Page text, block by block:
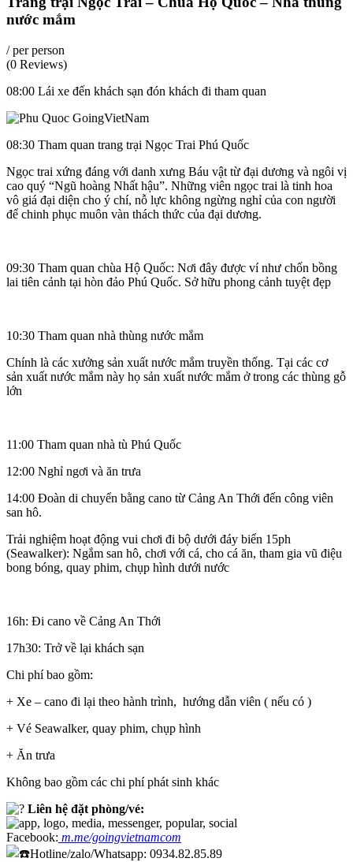
nước mắm
/ per person
(0 Reviews)
08:00 Lái xe đến khách sạn đón khách đi tham quan
08:30 Tham quan trang trại Ngọc Trai Phú Quốc
Ngọc trai xứng đáng với danh xưng Báu vật từ đại dương và ngôi vị
cao quý “Ngũ hoàng Nhất hậu”. Những viên ngọc trai là tinh hoa
vô giá đại diện cho ý chí, nỗ lực không ngừng nghỉ của con người
để chinh phục muôn vàn thách thức của đại dương.
09:30 Tham quan chùa Hộ Quốc: Nơi đây được ví như chốn bồng
lai tiên cảnh tại hòn đảo Phú Quốc. Sở hữu phong cảnh tuyệt đẹp
10:30 Tham quan nhà thùng nước mắm
Chính là các xưởng sản xuất nước mắm truyền thống. Tại các cơ
sản xuất nước mắm này họ sản xuất nước mắm ở trong các thùng gỗ
lớn
11:00 Tham quan nhà tù Phú Quốc
12:00 Nghỉ ngơi và ăn trưa
14:00 Đoàn di chuyển bằng cano từ Cảng An Thới đến công viên
san hô.
Trải nghiệm hoạt động vui chơi đi bộ dưới đáy biển 15ph
(Seawalker): Ngắm san hô, chơi với cá, cho cá ăn, tham gia vũ điệu
bong bóng, quay phim, chụp hình dưới nước
16h: Đi cano về Cảng An Thới
17h30: Trở về lại khách sạn
Chi phí bao gồm:
+ Xe – cano đi lại theo hành trình, hướng dẫn viên ( nếu có )
+ Vé Seawalker, quay phim, chụp hình
+ Ăn trưa
Không bao gồm các chi phí phát sinh khác
Liên hệ đặt phòng/vé:
Facebook: m.me/goingvietnamcom
Hotline/zalo/Whatsapp: 0934.82.85.89